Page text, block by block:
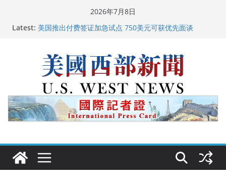
2026年7月8日
Latest: 广州市沉香协会会长周天明：让沉香有序走向世界
美国人
美国最高法院维持“出生公民权” : 出生在美国就是美国
人！
中国驻美国大使谢锋邀请美国老教师罗纳德·萨科尔斯基
再次访华